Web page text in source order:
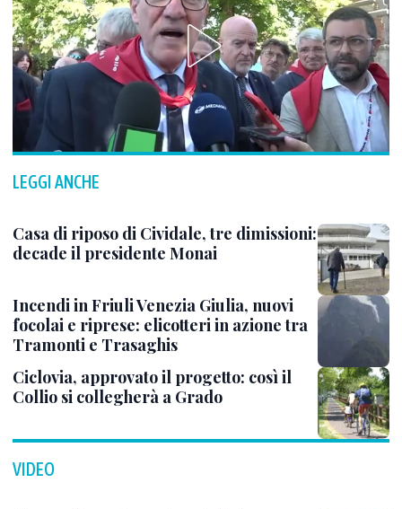
LEGGI ANCHE
Casa di riposo di Cividale, tre dimissioni:
decade il presidente Monai
Incendi in Friuli Venezia Giulia, nuovi
focolai e riprese: elicotteri in azione tra
Tramonti e Trasaghis
Ciclovia, approvato il progetto: così il
Collio si collegherà a Grado
VIDEO